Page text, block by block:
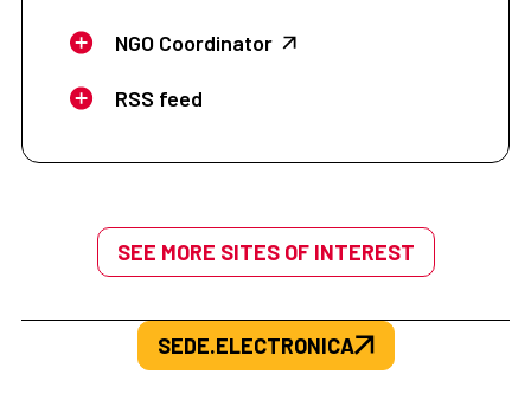
NGO Coordinator
RSS feed
SEE MORE SITES OF INTEREST
SEDE.ELECTRONICA